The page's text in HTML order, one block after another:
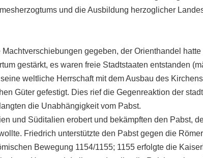
und die Ausbildung herzoglicher
Machtverschiebungen gegeben, der Orienthandel
gestärkt, es waren freie Stadtstaaten entstanden
weltliche Herrschaft mit dem Ausbau des
Güter gefestigt. Dies rief die Gegenreaktion der
die Unabhängigkeit vom Pabst.
und Süditalien erobert und bekämpften den Pabst,
Friedrich unterstützte den Pabst gegen die
Bewegung 1154/1155; 1155 erfolgte die